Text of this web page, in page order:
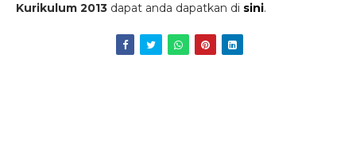
Kurikulum 2013 dapat anda dapatkan di sini.